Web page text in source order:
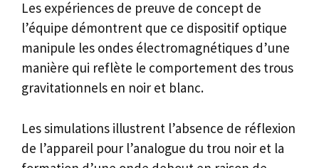
Les expériences de preuve de concept de
l’équipe démontrent que ce dispositif optique
manipule les ondes électromagnétiques d’une
manière qui reflète le comportement des trous
gravitationnels en noir et blanc.
Les simulations illustrent l’absence de réflexion
de l’appareil pour l’analogue du trou noir et la